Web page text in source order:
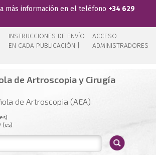
principal
más información en el teléfono +34 629
INSTRUCCIONES DE ENVÍO
EN CADA PUBLICACIÓN |
ACCESO
ADMINISTRADORES
de Artroscopia y Cirugía
de Artroscopia (AEA)
(es)